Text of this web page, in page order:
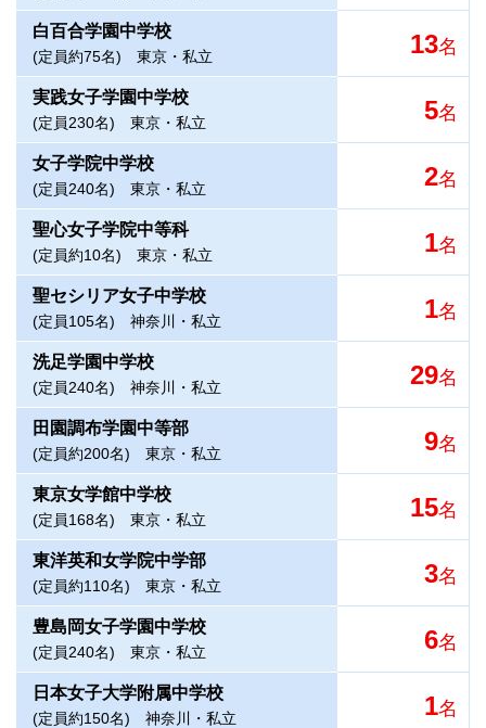
白百合学園中学校
(定員約75名) 東京・私立 13名
実践女子学園中学校
(定員230名) 東京・私立 5名
女子学院中学校
(定員240名) 東京・私立 2名
聖心女子学院中等科
(定員約10名) 東京・私立 1名
聖セシリア女子中学校
(定員105名) 神奈川・私立 1名
洗足学園中学校
(定員240名) 神奈川・私立 29名
田園調布学園中等部
(定員約200名) 東京・私立 9名
東京女学館中学校
(定員168名) 東京・私立 15名
東洋英和女学院中学部
(定員約110名) 東京・私立 3名
豊島岡女子学園中学校
(定員240名) 東京・私立 6名
日本女子大学附属中学校
(定員約150名) 神奈川・私立 1名